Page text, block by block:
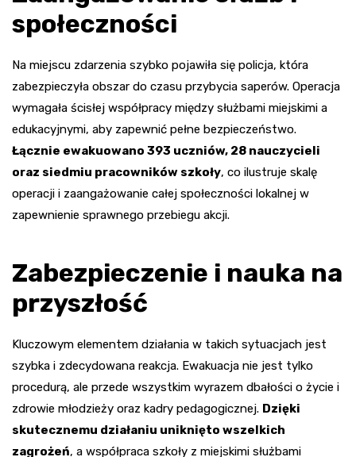
społeczności
Na miejscu zdarzenia szybko pojawiła się policja, która
zabezpieczyła obszar do czasu przybycia saperów. Operacja
wymagała ścisłej współpracy między służbami miejskimi a
edukacyjnymi, aby zapewnić pełne bezpieczeństwo.
Łącznie ewakuowano 393 uczniów, 28 nauczycieli
oraz siedmiu pracowników szkoły, co ilustruje skalę
operacji i zaangażowanie całej społeczności lokalnej w
zapewnienie sprawnego przebiegu akcji.
Zabezpieczenie i nauka na
przyszłość
Kluczowym elementem działania w takich sytuacjach jest
szybka i zdecydowana reakcja. Ewakuacja nie jest tylko
procedurą, ale przede wszystkim wyrazem dbałości o życie i
zdrowie młodzieży oraz kadry pedagogicznej. Dzięki
skutecznemu działaniu uniknięto wszelkich
zagrożeń, a współpraca szkoły z miejskimi służbami